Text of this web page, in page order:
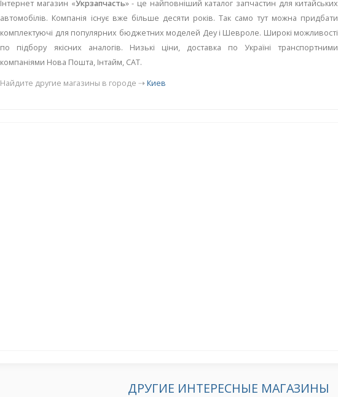
Інтернет магазин «Укрзапчасть» - це найповніший каталог запчастин для китайських
автомобілів. Компанія існує вже більше десяти років. Так само тут можна придбати
комплектуючі для популярних бюджетних моделей Деу і Шевроле. Широкі можливості
по підбору якісних аналогів. Низькі ціни, доставка по Україні транспортними
компаніями Нова Пошта, Інтайм, САТ.
Найдите другие магазины в городе ⇢Киев
ДРУГИЕ ИНТЕРЕСНЫЕ МАГАЗИНЫ